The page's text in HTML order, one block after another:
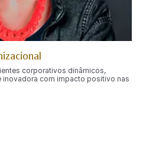
corporativos dinâmicos,
inovadora com impacto positivo nas